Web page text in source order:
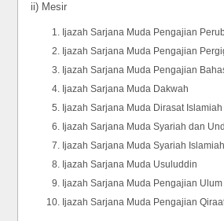
ii) Mesir
Ijazah Sarjana Muda Pengajian
Ijazah Sarjana Muda Pengajian
Ijazah Sarjana Muda Pengajian
Ijazah Sarjana Muda Dakwah
Ijazah Sarjana Muda Dirasat Islamiah
Ijazah Sarjana Muda Syariah dan
Ijazah Sarjana Muda Syariah Islamiah
Ijazah Sarjana Muda Usuluddin
Ijazah Sarjana Muda Pengajian
Ijazah Sarjana Muda Pengajian